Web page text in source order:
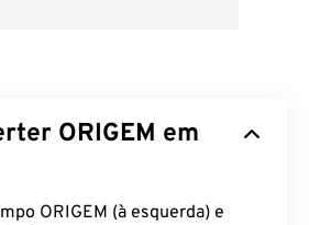
ORIGEM em
ORIGEM (à esquerda) e